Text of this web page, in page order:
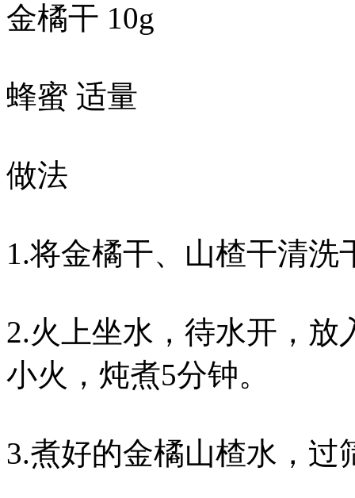
金橘干 10g
蜂蜜 适量
做法
1.将金橘干、山楂干清洗
2.火上坐水，待水开，
小火，炖煮5分钟。
3.煮好的金橘山楂水，过